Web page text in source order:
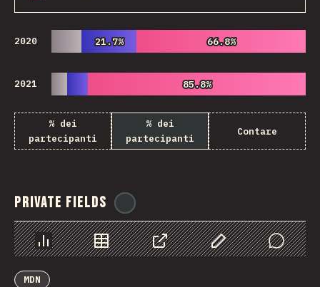
2020 21.7%
21.7% 66.8%
66.8%
2021 85.8%
85.8%
% dei
partecipanti
% dei
partecipanti
Contare
Private Fields
Grafico Dati CondividerePersonalizza i dati
Comments
MDN